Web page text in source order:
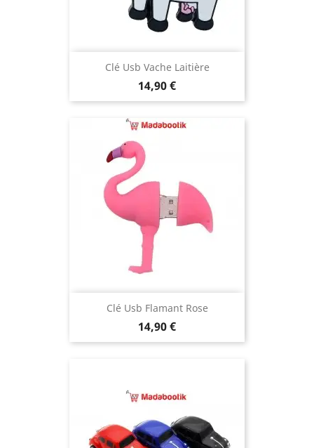
Clé Usb Vache Laitière
Prix
14,90 €
Clé Usb Flamant Rose
Prix
14,90 €